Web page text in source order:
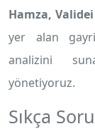
Hamza,
yer alan
analizini
yönetiyoruz.
Sıkça